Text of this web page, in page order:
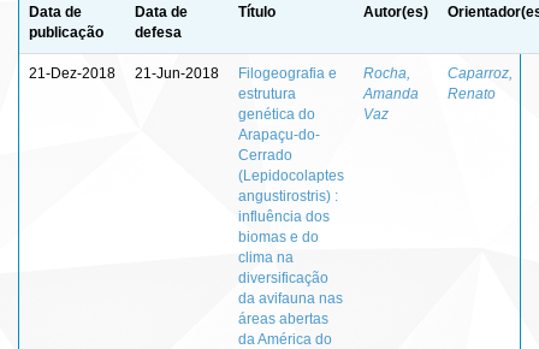
Data de
publicação
Data de
defesa
Título Autor(es)
21-Dez-2018 21-Jun-2018
Filogeografia e
estrutura
genética do
Arapaçu-do-
Cerrado
(Lepidocolaptes
angustirostris) :
influência dos
biomas e do
clima na
diversificação
da avifauna nas
áreas abertas
da América do
Rocha,
Amanda
Vaz
Caparroz,
Renato